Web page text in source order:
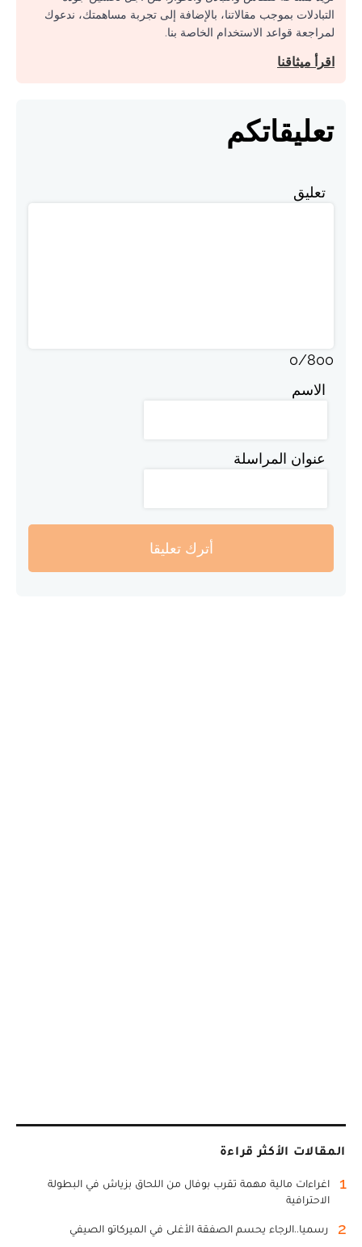
التبادلات بموجب مقالاتنا، بالإضافة إلى تجربة مساهمتك، ندعوك
لمراجعة قواعد الاستخدام الخاصة بنا.
اقرأ ميثاقنا
تعليقاتكم
تعليق
0/800
الاسم
عنوان المراسلة
أترك تعليقا
المقالات الأكثر قراءة
1
اغراءات مالية مهمة تقرب بوفال من اللحاق بزياش في البطولة
الاحترافية
2 رسميا..الرجاء يحسم الصفقة الأغلى في الميركاتو الصيفي